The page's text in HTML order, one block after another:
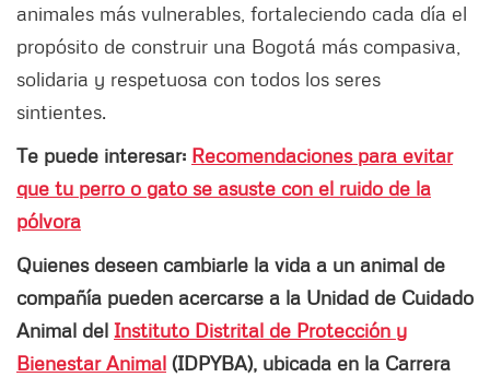
animales más vulnerables, fortaleciendo cada día el
propósito de construir una Bogotá más compasiva,
solidaria y respetuosa con todos los seres
sintientes.
Te puede interesar: Recomendaciones para evitar
que tu perro o gato se asuste con el ruido de la
pólvora
Quienes deseen cambiarle la vida a un animal de
compañía pueden acercarse a la Unidad de Cuidado
Animal del Instituto Distrital de Protección y
Bienestar Animal (IDPYBA), ubicada en la Carrera